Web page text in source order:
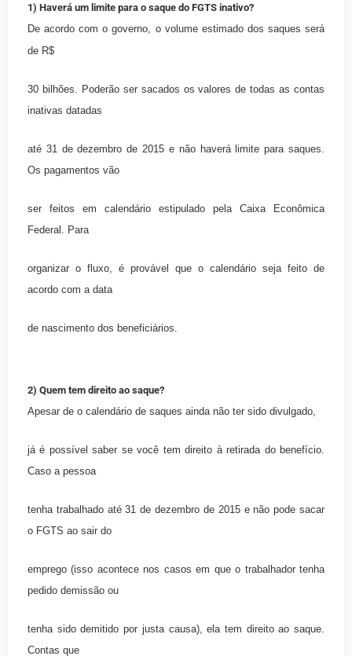
1) Haverá um limite para o saque do FGTS inativo?
De acordo com o governo, o volume estimado dos saques será
de R$
30 bilhões. Poderão ser sacados os valores de todas as contas
inativas datadas
até 31 de dezembro de 2015 e não haverá limite para saques.
Os pagamentos vão
ser feitos em calendário estipulado pela Caixa Econômica
Federal. Para
organizar o fluxo, é provável que o calendário seja feito de
acordo com a data
de nascimento dos beneficiários.
2) Quem tem direito ao saque?
Apesar de o calendário de saques ainda não ter sido divulgado,
já é possível saber se você tem direito à retirada do benefício.
Caso a pessoa
tenha trabalhado até 31 de dezembro de 2015 e não pode sacar
o FGTS ao sair do
emprego (isso acontece nos casos em que o trabalhador tenha
pedido demissão ou
tenha sido demitido por justa causa), ela tem direito ao saque.
Contas que